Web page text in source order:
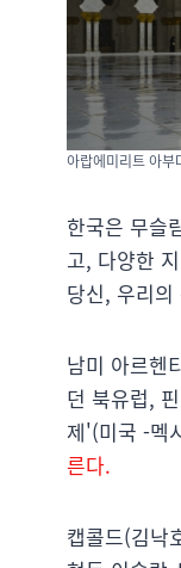
아랍에미리트 아
한국은 무슬
고, 다양한
당신, 우리
남미 아르헨
던 북유럽,
제'(미국 -멕
른다.
캡콜드(김낙